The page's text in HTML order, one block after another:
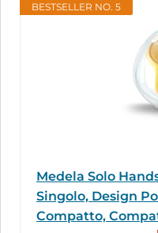
BESTSELLER NO. 5
Medela Solo
Singolo, Design
Compatto,